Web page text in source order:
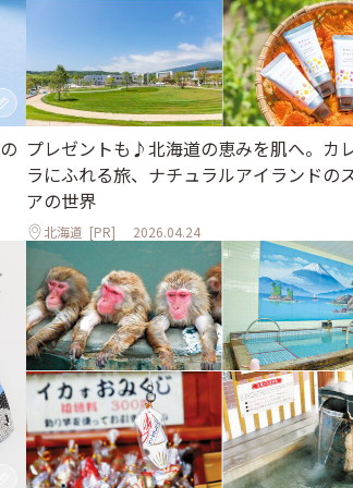
プレゼントも♪北海道の恵みを肌へ。カ
ラにふれる旅、ナチュラルアイランドの
アの世界
北海道 [PR] 2026.04.24